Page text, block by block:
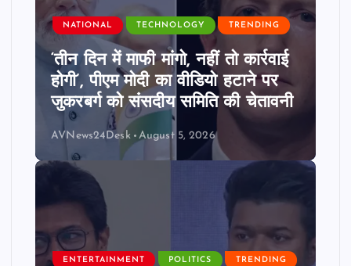
NATIONAL TECHNOLOGY TRENDING
‘तीन दिन में माफी मांगो, नहीं तो कार्रवाई
होगी’, पीएम मोदी का वीडियो हटाने पर
जुकरबर्ग को संसदीय समिति की चेतावनी
AVNews24Desk August 5, 2026
ENTERTAINMENT POLITICS TRENDING